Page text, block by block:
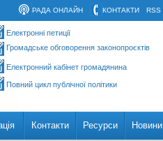
RSS
КОНТАКТИ
РАДА ОНЛАЙН
Електронні петиції
Громадське обговорення законопроєктів
Електронний кабінет громадянина
Повний цикл публічної політики
Контакти Ресурси Новини